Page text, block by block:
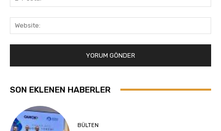
SON EKLENEN HABERLER
BÜLTEN